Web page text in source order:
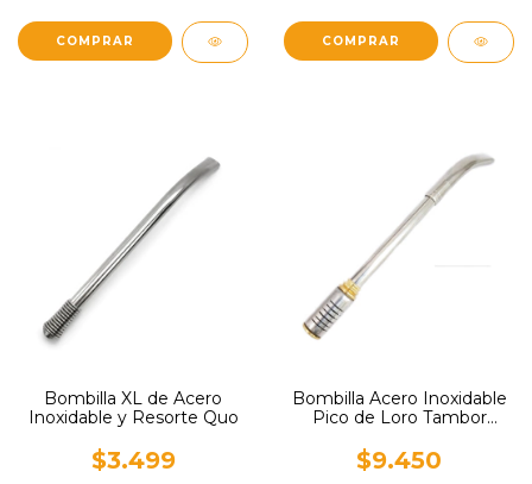
Bombilla XL de Acero
Inoxidable y Resorte Quo
$3.499
Bombilla Acero Inoxidable
Pico de Loro Tambor
$9.450